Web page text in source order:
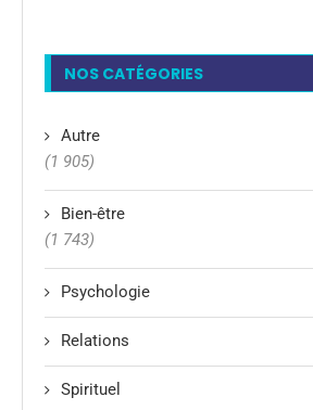
NOS CATÉGORIES
Autre
(1 905)
Bien-être
(1 743)
Psychologie
Relations
Spirituel